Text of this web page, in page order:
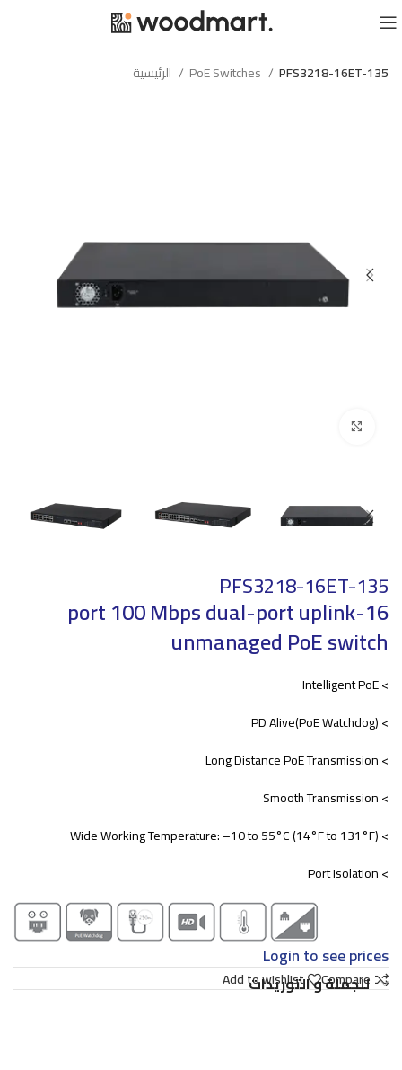
PoE Switches PFS3218-16ET-135
PFS3218-16ET-135
16-port 100 Mbps dual-port uplink
unmanaged PoE switch
> Intelligent PoE
> PD Alive(PoE Watchdog)
> Long Distance PoE Transmission
> Smooth Transmission
> Wide Working Temperature: –10 to 55°C (14°F to 131°F)
> Port Isolation
Login to see prices
Compare
Add to wishlist
للجملة و التوريدات